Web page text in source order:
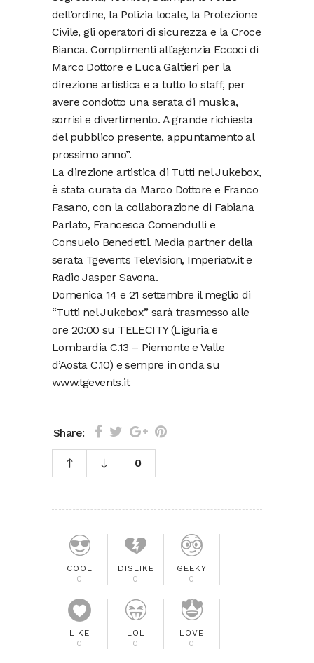
dell’ordine, la Polizia locale, la Protezione
Civile, gli operatori di sicurezza e la Croce
Bianca. Complimenti all’agenzia Eccoci di
Marco Dottore e Luca Galtieri per la
direzione artistica e a tutto lo staff, per
avere condotto una serata di musica,
sorrisi e divertimento. A grande richiesta
del pubblico presente, appuntamento al
prossimo anno”.
La direzione artistica di Tutti nel Jukebox,
è stata curata da Marco Dottore e Franco
Fasano, con la collaborazione di Fabiana
Parlato, Francesca Comendulli e
Consuelo Benedetti. Media partner della
serata Tgevents Television, Imperiatv.it e
Radio Jasper Savona.
Domenica 14 e 21 settembre il meglio di
“Tutti nel Jukebox” sarà trasmesso alle
ore 20:00 su TELECITY (Liguria e
Lombardia C.13 – Piemonte e Valle
d’Aosta C.10) e sempre in onda su
www.tgevents.it
Share:
0
COOL
0
DISLIKE
0
GEEKY
0
LIKE
0
LOL
0
LOVE
0